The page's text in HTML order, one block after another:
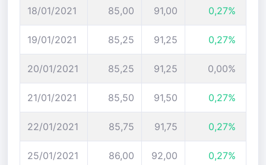
18/01/2021 85,00 91,00 0,27%
19/01/2021 85,25 91,25 0,27%
20/01/2021 85,25 91,25 0,00%
21/01/2021 85,50 91,50 0,27%
22/01/2021 85,75 91,75 0,27%
25/01/2021 86,00 92,00 0,27%